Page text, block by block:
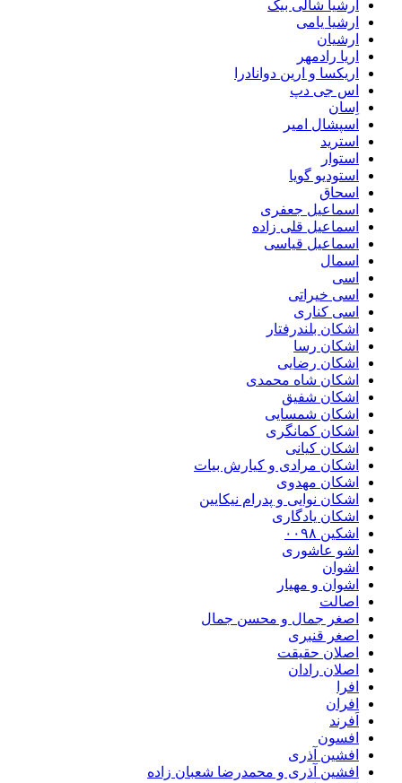
ارشیا شالی بیک
ارشیا یامی
ارشیان
اریا رادمهر
اریکسا و ارین دوانادرا
اس جی دپ
اِسان
اسپشال امیر
استرید
استوار
استودیو گویا
اسحاق
اسماعیل جعفری
اسماعیل قلی زاده
اسماعیل قیاسی
اسمال
اسی
اسی خیراتی
اسی کناری
اشکان بلندرفتار
اشکان رسا
اشکان رضایی
اشکان شاه محمدی
اشکان شفیق
اشکان شمسایی
اشکان‌ کمانگری
اشکان کیانی
اشکان مرادی و کیارش بیات
اشکان مهدوی
اشکان نوایی و پدرام نیکایین
اشکان یادگاری
اشکین ۰۰۹۸
اشو عاشوری
اشوان
اشوان و مهیار
اصالت
اصغر جمال و محسن جمال
اصغر قنبری
اصلان حقیقت
اصلان رادان
افرا
افران
اَفرند
افسون
افشین آذری
افشین آذری و محمدرضا شعبان زاده